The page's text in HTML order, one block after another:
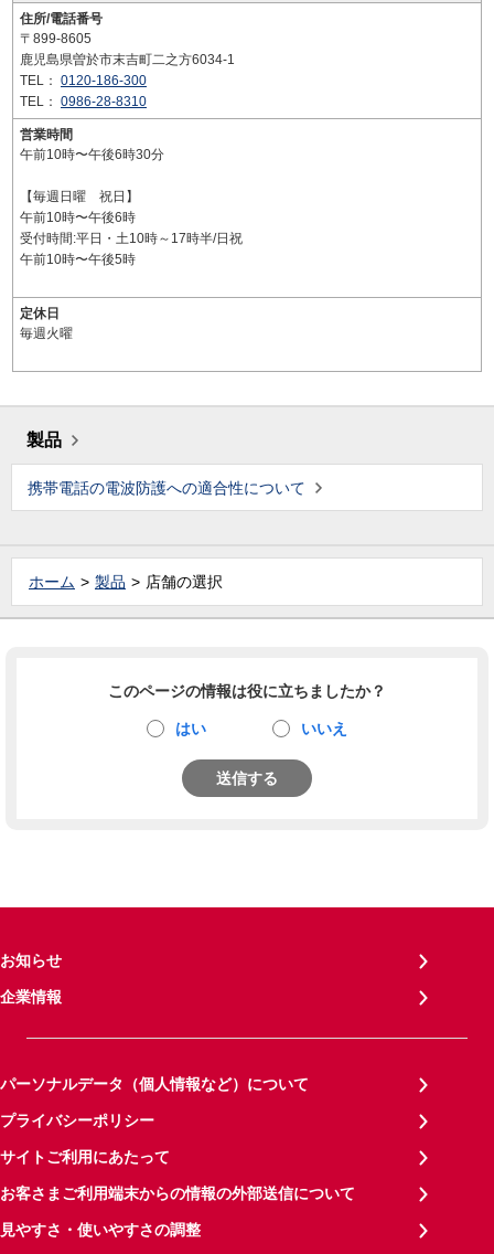
住所/電話番号
〒899-8605
鹿児島県曽於市末吉町二之方6034-1
TEL： 0120-186-300
TEL： 0986-28-8310
営業時間
午前10時〜午後6時30分
【毎週日曜 祝日】
午前10時〜午後6時
受付時間:平日・土10時～17時半/日祝
午前10時〜午後5時
定休日
毎週火曜
製品
携帯電話の電波防護への適合性について
ホーム 製品 店舗の選択
このページの情報は役に立ちましたか？
はい いいえ
送信する
お知らせ
企業情報
パーソナルデータ（個人情報など）について
プライバシーポリシー
サイトご利用にあたって
お客さまご利用端末からの情報の外部送信について
見やすさ・使いやすさの調整